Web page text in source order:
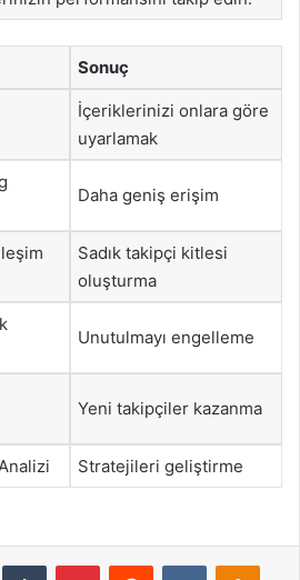
Sonuç
İçeriklerinizi onlara göre
uyarlamak
Daha geniş erişim
Sadık takipçi kitlesi
oluşturma
Unutulmayı engelleme
Yeni takipçiler kazanma
Stratejileri geliştirme
Tumblr PinterestReddit VKontakte